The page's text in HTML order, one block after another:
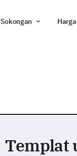
Sokongan Harga
Templat